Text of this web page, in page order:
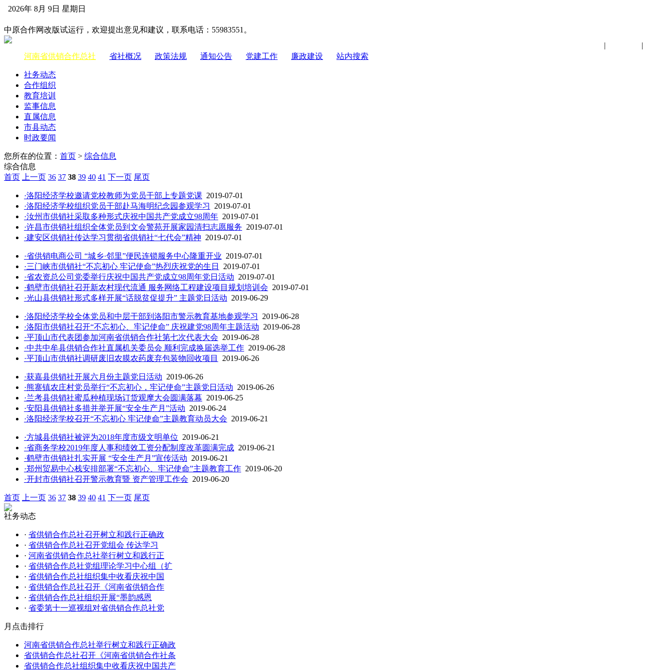
2026年 8月 9日 星期日
中原合作网改版试运行，欢迎提出意见和建议，联系电话：55983551。
| |
河南省供销合作总社 省社概况 政策法规 通知公告 党建工作 廉政建设 站内搜索
社务动态
合作组织
教育培训
监事信息
直属信息
市县动态
时政要闻
您所在的位置： 首页 > 综合信息
综合信息
首页
上一页 36 37 38 39 40 41 下一页 尾页
·洛阳经济学校邀请党校教师为党员干部上专题党课 2019-07-01
·洛阳经济学校组织党员干部赴马海明纪念园参观学习
2019-07-01
·汝州市供销社采取多种形式庆祝中国共产党成立98周年 2019-07-01
·许昌市供销社组织全体党员到文会警苑开展家园清扫志愿服务 2019-07-01
·建安区供销社传达学习贯彻省供销社“七代会”精神 2019-07-01
·省供销电商公司 “城乡·邻里”便民连锁服务中心隆重开业 2019-07-01
·三门峡市供销社“不忘初心 牢记使命”热烈庆祝党的生日
2019-07-01
·省农资总公司党委举行庆祝中国共产党成立98周年党日活动 2019-07-01
·鹤壁市供销社召开新农村现代流通 服务网络工程建设项目规划培训会 2019-07-01
·光山县供销社形式多样开展“话脱贫促提升” 主题党日活动 2019-06-29
·洛阳经济学校全体党员和中层干部到洛阳市警示教育基地参观学习
2019-06-28
·洛阳市供销社召开“不忘初心、牢记使命” 庆祝建党98周年主题活动 2019-06-28
·平顶山市代表团参加河南省供销合作社第七次代表大会 2019-06-28
·中共中牟县供销合作社直属机关委员会 顺利完成换届选举工作 2019-06-28
·平顶山市供销社调研废旧农膜农药废弃包装物回收项目
2019-06-26
·获嘉县供销社开展六月份主题党日活动 2019-06-26
·熊寨镇农庄村党员举行“不忘初心，牢记使命”主题党日活动 2019-06-26
·兰考县供销社蜜瓜种植现场订货观摩大会圆满落幕 2019-06-25
·安阳县供销社多措并举开展“安全生产月”活动 2019-06-24
·洛阳经济学校召开“不忘初心 牢记使命”主题教育动员大会 2019-06-21
·方城县供销社被评为2018年度市级文明单位 2019-06-21
·省商务学校2019年度人事和绩效工资分配制度改革圆满完成 2019-06-21
·鹤壁市供销社扎实开展 “安全生产月”宣传活动 2019-06-21
·郑州贸易中心栈安排部署“不忘初心、牢记使命”主题教育工作 2019-06-20
·开封市供销社召开警示教育暨 资产管理工作会 2019-06-20
首页 上一页 36 37 38 39 40 41 下一页 尾页
社务动态
· 省供销合作总社召开树立和践行正确政
· 省供销合作总社召开党组会 传达学习
· 河南省供销合作总社举行树立和践行正
· 省供销合作总社党组理论学习中心组（扩
· 省供销合作总社组织集中收看庆祝中国
· 省供销合作总社召开《河南省供销合作
· 省供销合作总社组织开展“墨韵感恩
· 省委第十一巡视组对省供销合作总社党
月点击排行
河南省供销合作总社举行树立和践行正确政
省供销合作总社召开《河南省供销合作社条
省供销合作总社组织集中收看庆祝中国共产